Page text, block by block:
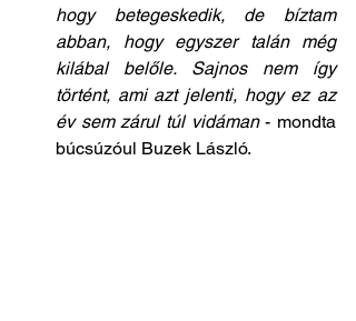
hogy betegeskedik, de bíztam
abban, hogy egyszer talán még
kilábal belőle. Sajnos nem így
történt, ami azt jelenti, hogy ez az
év sem zárul túl vidáman - mondta
búcsúzóul Buzek László.